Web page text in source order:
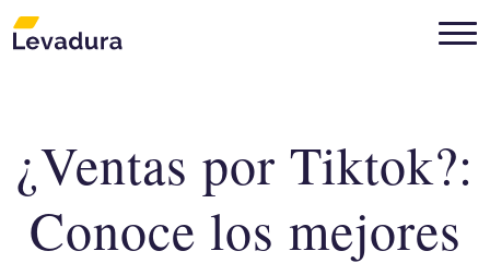
Agencia de marketing digital
¿Ventas por Tiktok?:
Conoce los mejores